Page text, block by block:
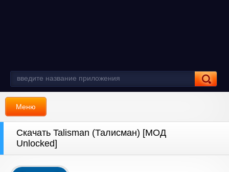
Меню
Скачать Talisman (Талисман) [МОД
Unlocked]